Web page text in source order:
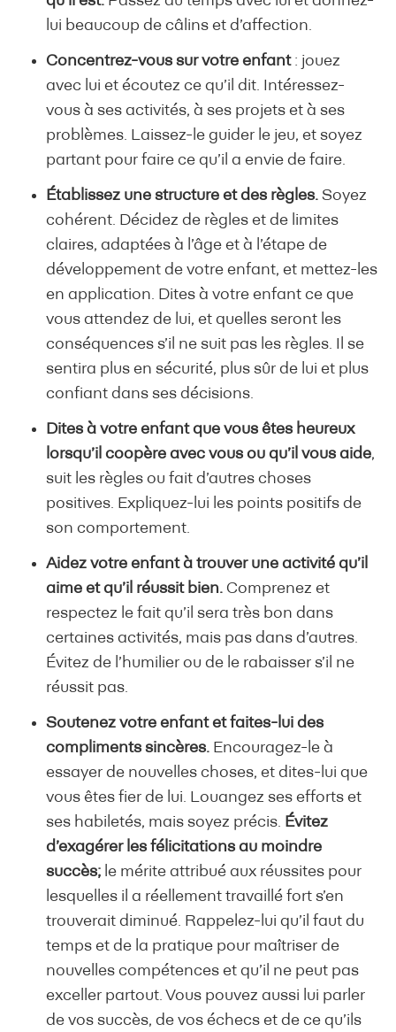
lui beaucoup de câlins et d’affection.
Concentrez-vous sur votre enfant : jouez
avec lui et écoutez ce qu’il dit. Intéressez-
vous à ses activités, à ses projets et à ses
problèmes. Laissez-le guider le jeu, et soyez
partant pour faire ce qu’il a envie de faire.
Établissez une structure et des règles. Soyez
cohérent. Décidez de règles et de limites
claires, adaptées à l’âge et à l’étape de
développement de votre enfant, et mettez-les
en application. Dites à votre enfant ce que
vous attendez de lui, et quelles seront les
conséquences s’il ne suit pas les règles. Il se
sentira plus en sécurité, plus sûr de lui et plus
confiant dans ses décisions.
Dites à votre enfant que vous êtes heureux
lorsqu’il coopère avec vous ou qu’il vous aide,
suit les règles ou fait d’autres choses
positives. Expliquez-lui les points positifs de
son comportement.
Aidez votre enfant à trouver une activité qu’il
aime et qu’il réussit bien. Comprenez et
respectez le fait qu’il sera très bon dans
certaines activités, mais pas dans d’autres.
Évitez de l’humilier ou de le rabaisser s’il ne
réussit pas.
Soutenez votre enfant et faites-lui des
compliments sincères. Encouragez-le à
essayer de nouvelles choses, et dites-lui que
vous êtes fier de lui. Louangez ses efforts et
ses habiletés, mais soyez précis. Évitez
d’exagérer les félicitations au moindre
succès; le mérite attribué aux réussites pour
lesquelles il a réellement travaillé fort s’en
trouverait diminué. Rappelez-lui qu’il faut du
temps et de la pratique pour maîtriser de
nouvelles compétences et qu’il ne peut pas
exceller partout. Vous pouvez aussi lui parler
de vos succès, de vos échecs et de ce qu’ils